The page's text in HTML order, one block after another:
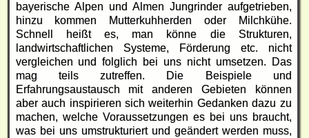
bayerische Alpen und Almen Jungrinder aufgetrieben,
hinzu kommen Mutterkuhherden oder Milchkühe.
Schnell heißt es, man könne die Strukturen,
landwirtschaftlichen Systeme, Förderung etc. nicht
vergleichen und folglich bei uns nicht umsetzen. Das
mag teils zutreffen. Die Beispiele und
Erfahrungsaustausch mit anderen Gebieten können
aber auch inspirieren sich weiterhin Gedanken dazu zu
machen, welche Voraussetzungen es bei uns braucht,
was bei uns umstrukturiert und geändert werden muss,